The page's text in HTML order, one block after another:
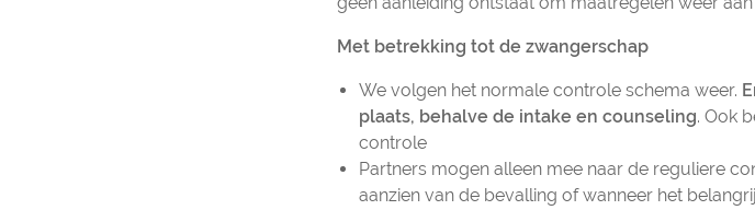
Met betrekking tot de zwangerschap
We volgen het normale controle schema weer.
plaats, behalve de intake en counseling. Ook
controle
Partners mogen alleen mee naar de reguliere
aanzien van de bevalling of wanneer het